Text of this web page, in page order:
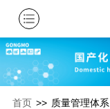
首页 >> 质量管理体系